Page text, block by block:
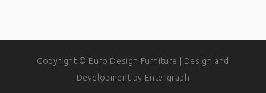
Copyright © Euro Design Furniture | Design and
Development by Entergraph